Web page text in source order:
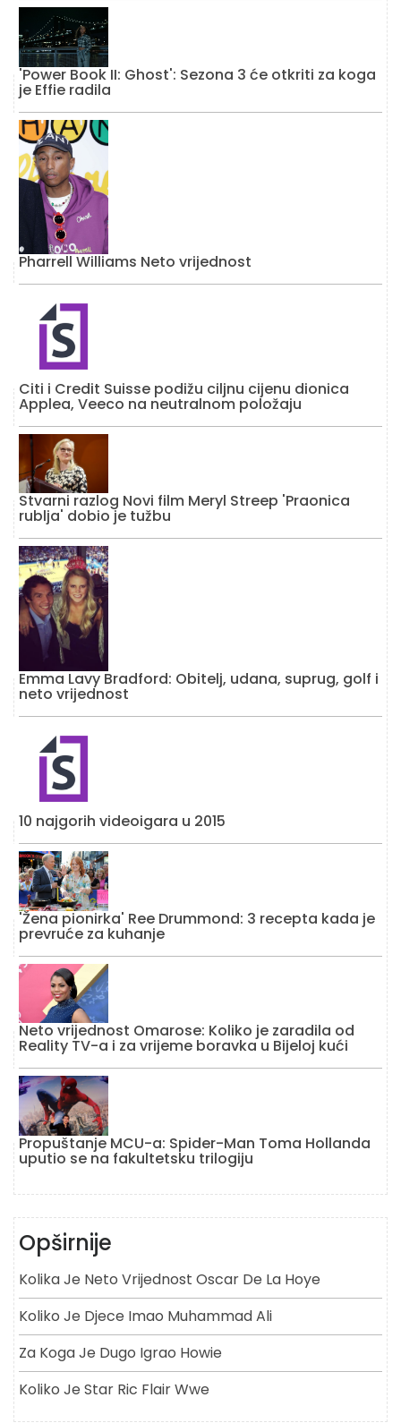
'Power Book II: Ghost': Sezona 3 će otkriti za koga
je Effie radila
Pharrell Williams Neto vrijednost
Citi i Credit Suisse podižu ciljnu cijenu dionica
Applea, Veeco na neutralnom položaju
Stvarni razlog Novi film Meryl Streep 'Praonica
rublja' dobio je tužbu
Emma Lavy Bradford: Obitelj, udana, suprug, golf i
neto vrijednost
10 najgorih videoigara u 2015
'Žena pionirka' Ree Drummond: 3 recepta kada je
prevruće za kuhanje
Neto vrijednost Omarose: Koliko je zaradila od
Reality TV-a i za vrijeme boravka u Bijeloj kući
Propuštanje MCU-a: Spider-Man Toma Hollanda
uputio se na fakultetsku trilogiju
Opširnije
Kolika Je Neto Vrijednost Oscar De La Hoye
Koliko Je Djece Imao Muhammad Ali
Za Koga Je Dugo Igrao Howie
Koliko Je Star Ric Flair Wwe